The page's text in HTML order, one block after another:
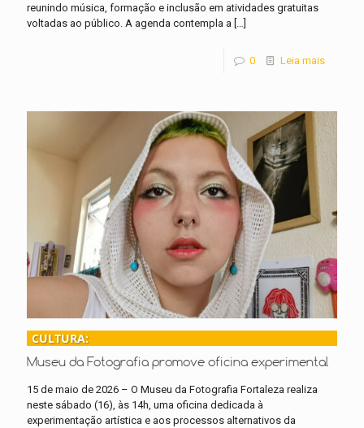
reunindo música, formação e inclusão em atividades gratuitas
voltadas ao público. A agenda contempla a […]
0 Leia mais
CULTURA:
Museu da Fotografia promove oficina experimental
15 de maio de 2026 – O Museu da Fotografia Fortaleza realiza
neste sábado (16), às 14h, uma oficina dedicada à
experimentação artística e aos processos alternativos da